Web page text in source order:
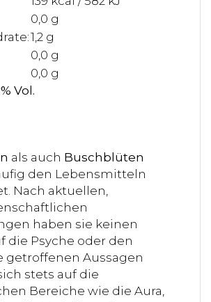
0,0 g
1,2 g
0,0 g
0,0 g
Vol.
als auch Buschblüten
den Lebensmitteln
Nach aktuellen,
haben sie keinen
die Psyche oder den
getroffenen Aussagen
stets auf die
Bereiche wie die Aura,